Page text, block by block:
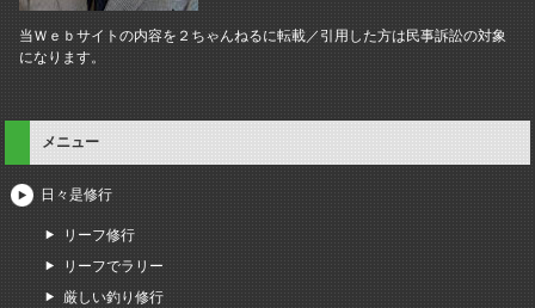
当Ｗｅｂサイトの内容を２ちゃんねるに転載／引用した方は民事訴訟の対象
になります。
メニュー
日々是修行
リーフ修行
リーフでラリー
厳しい釣り修行